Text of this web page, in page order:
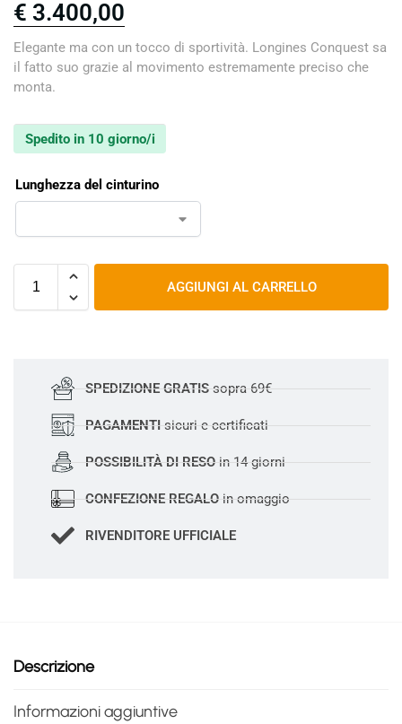
€ 3.400,00
Elegante ma con un tocco di sportività. Longines Conquest sa
il fatto suo grazie al movimento estremamente preciso che
monta.
Spedito in 10 giorno/i
Lunghezza del cinturino
AGGIUNGI AL CARRELLO
SPEDIZIONE GRATISsopra 69€
PAGAMENTI sicuri e certificati
POSSIBILITÀ DI RESO in 14 giorni
CONFEZIONE REGALOin omaggio
RIVENDITORE UFFICIALE
Descrizione
Informazioni aggiuntive